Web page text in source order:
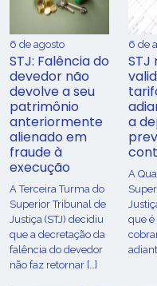
6 de agosto
STJ: Falência do
devedor não
devolve a seu
patrimônio
anteriormente
alienado em
fraude à
execução
A Terceira Turma do
Superior Tribunal de
Justiça (STJ) decidiu
que a decretação da
falência do devedor
não faz retornar […]
6 de
a
A
que é